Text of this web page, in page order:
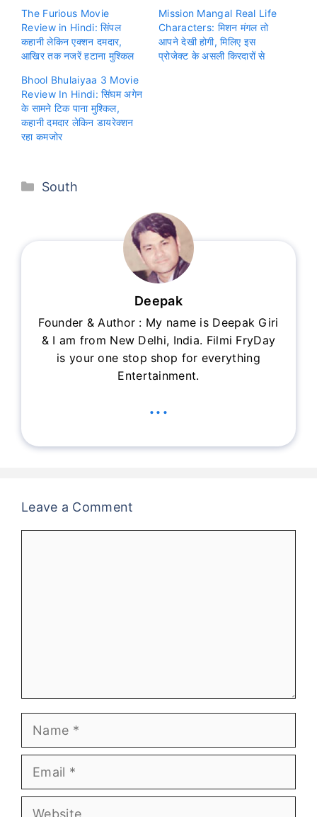
The Furious Movie
Review in Hindi: सिंपल
कहानी लेकिन एक्शन दमदार,
आखिर तक नजरें हटाना मुश्किल
Mission Mangal Real Life
Characters: मिशन मंगल तो
आपने देखी होगी, मिलिए इस
प्रोजेक्ट के असली किरदारों से
Bhool Bhulaiyaa 3 Movie
Review In Hindi: सिंघम अगेन
के सामने टिक पाना मुश्किल,
कहानी दमदार लेकिन डायरेक्शन
रहा कमजोर
Categories
South
Deepak
Founder & Author : My name is Deepak Giri
& I am from New Delhi, India. Filmi FryDay
is your one stop shop for everything
Entertainment.
...
Leave a Comment
Name
Email
Website